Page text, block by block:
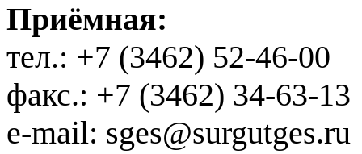
Приёмная:
тел.: +7 (3462) 52-46-00
факс.: +7 (3462) 34-63-13
e-mail: sges@surgutges.ru